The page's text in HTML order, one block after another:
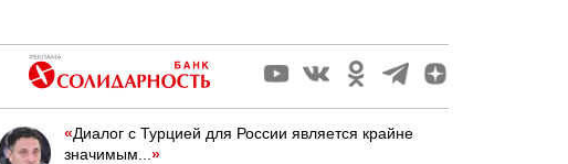
«Диалог с Турцией для России является крайне
значимым... »